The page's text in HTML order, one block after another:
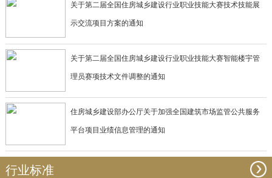
关于第二届全国住房城乡建设行业职业技能大赛技术技能展
示交流项目方案的通知
关于第二届全国住房城乡建设行业职业技能大赛智能楼宇管
理员赛项技术文件调整的通知
住房城乡建设部办公厅关于加强全国建筑市场监管公共服务
平台项目业绩信息管理的通知
行业标准